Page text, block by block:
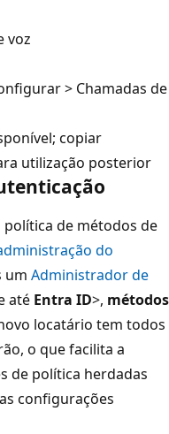
voz
> Chamadas de
copiar
utilização posterior
de métodos de
do
um Administrador de
até Entra ID>, métodos
locatário tem todos
o que facilita a
de política herdadas
configurações